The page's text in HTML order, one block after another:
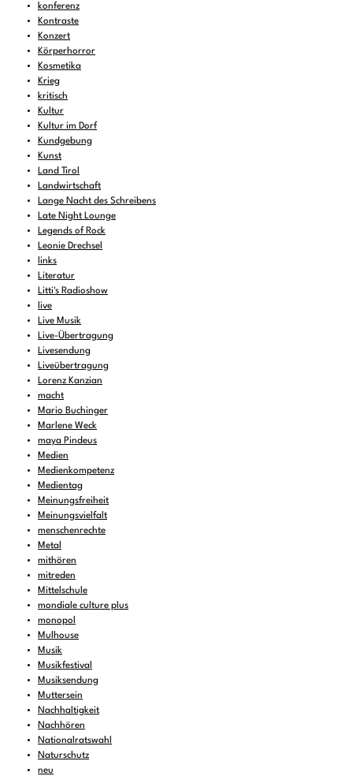
konferenz
Kontraste
Konzert
Körperhorror
Kosmetika
Krieg
kritisch
Kultur
Kultur im Dorf
Kundgebung
Kunst
Land Tirol
Landwirtschaft
Lange Nacht des Schreibens
Late Night Lounge
Legends of Rock
Leonie Drechsel
links
Literatur
Litti's Radioshow
live
Live Musik
Live-Übertragung
Livesendung
Liveübertragung
Lorenz Kanzian
macht
Mario Buchinger
Marlene Weck
maya Pindeus
Medien
Medienkompetenz
Medientag
Meinungsfreiheit
Meinungsvielfalt
menschenrechte
Metal
mithören
mitreden
Mittelschule
mondiale culture plus
monopol
Mulhouse
Musik
Musikfestival
Musiksendung
Muttersein
Nachhaltigkeit
Nachhören
Nationalratswahl
Naturschutz
neu